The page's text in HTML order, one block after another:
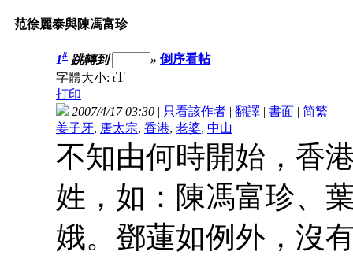
范徐麗泰與陳馮富珍
1# 跳轉到 » 倒序看帖
字體大小: tT
打印
2007/4/17 03:30 | 只看該作者 | 翻譯 | 書面 | 简繁
姜子牙, 唐太宗, 香港, 老婆, 中山
不知由何時開始，香
姓，如：陳馮富珍、
娥。鄧蓮如例外，沒